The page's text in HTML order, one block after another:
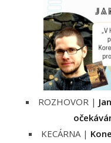
ROZHOVOR |
KECÁRNA |